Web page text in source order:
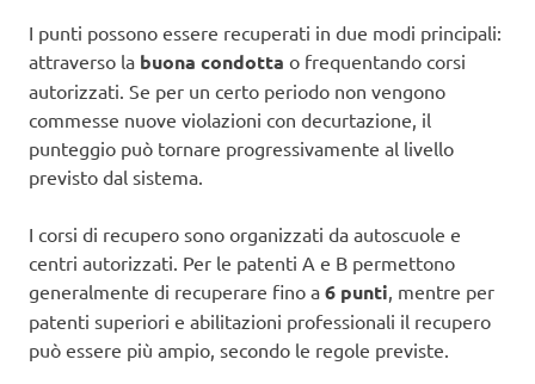
I punti possono essere recuperati in due modi principali:
attraverso la buona condotta o frequentando corsi
autorizzati. Se per un certo periodo non vengono
commesse nuove violazioni con decurtazione, il
punteggio può tornare progressivamente al livello
previsto dal sistema.
I corsi di recupero sono organizzati da autoscuole e
centri autorizzati. Per le patenti A e B permettono
generalmente di recuperare fino a 6 punti , mentre per
patenti superiori e abilitazioni professionali il recupero
può essere più ampio, secondo le regole previste.